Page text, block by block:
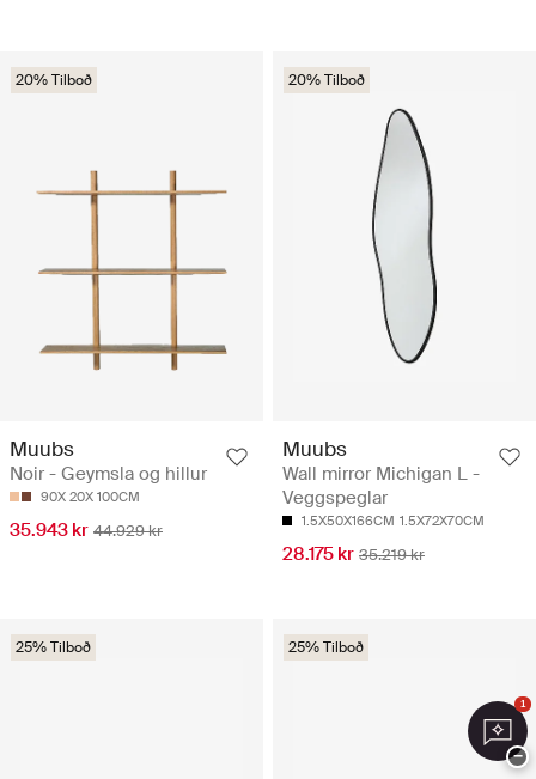
20% Tilboð
Muubs
Noir - Geymsla og hillur
90X 20X 100CM
35.943 kr 44.929 kr
20% Tilboð
Muubs
Wall mirror Michigan L -
Veggspeglar
1.5X50X166CM 1.5X72X70CM
28.175 kr 35.219 kr
25% Tilboð 25% Tilboð
1
−